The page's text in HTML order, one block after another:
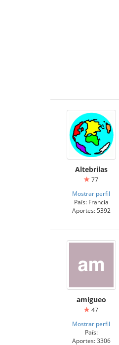
Altebrilas
77
Mostrar perfil
País: Francia
Aportes: 5392
amigueo
47
Mostrar perfil
País:
Aportes: 3306